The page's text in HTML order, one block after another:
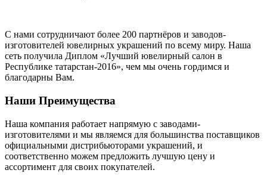
С нами сотрудничают более 200 партнёров и заводов-
изготовителей ювелирных украшений по всему миру. Наша
сеть получила Диплом «Лучший ювелирный салон в
Республике татарстан-2016», чем мы очень гордимся и
благодарны Вам.
Наши Преимущества
Наша компания работает напрямую с заводами-
изготовителями и мы являемся для большинства поставщиков
официальными дистрибьюторами украшений, и
соответственно можем предложить лучшую цену и
ассортимент для своих покупателей.